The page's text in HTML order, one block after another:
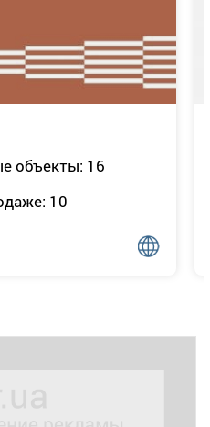
объекты: 16
10